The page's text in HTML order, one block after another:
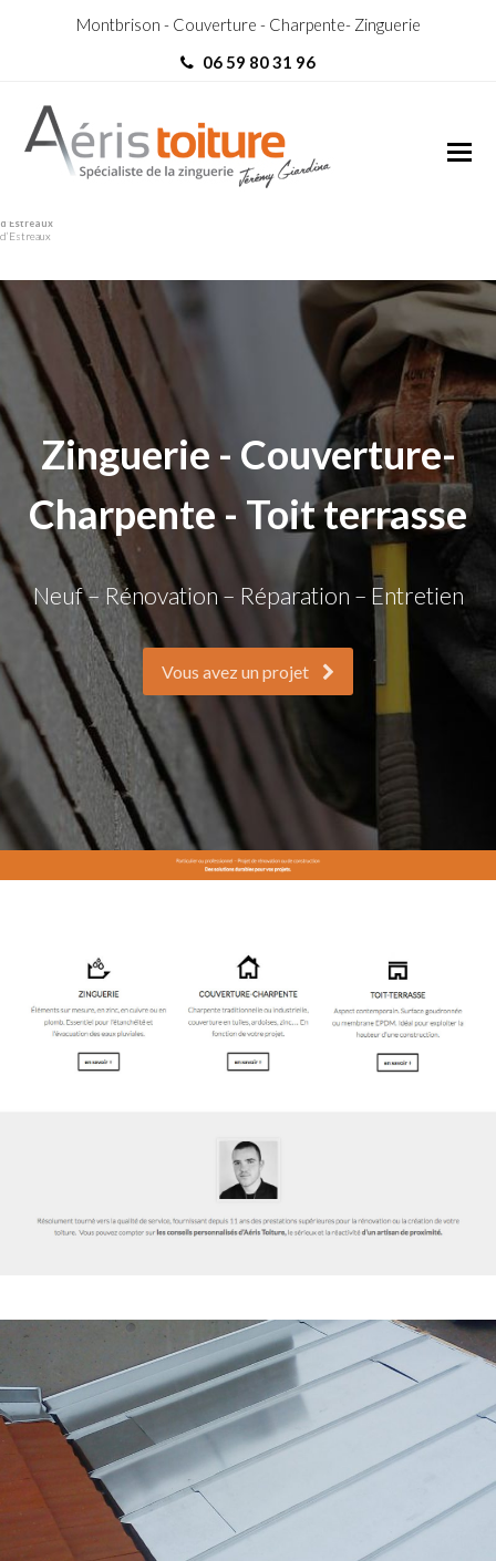
Montbrison - Couverture - Charpente- Zinguerie
06 59 80 31 96
d’Estreaux
d’Estreaux
Zinguerie - Couverture-
Charpente - Toit terrasse
Neuf – Rénovation – Réparation – Entretien
Vous avez un projet